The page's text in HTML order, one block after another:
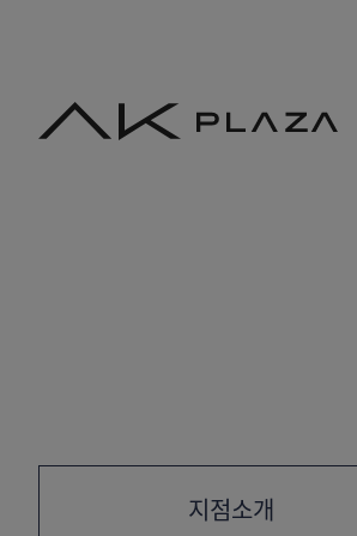
AK
PLAZA
세종
지점소개